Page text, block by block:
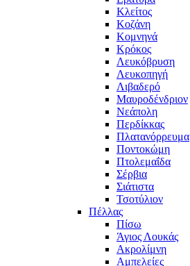
Κλείτος
Κοζάνη
Κομνηνά
Κρόκος
Λευκόβρυση
Λευκοπηγή
Λιβαδερό
Μαυροδένδριον
Νεάπολη
Περδίκκας
Πλατανόρρευμα
Ποντοκώμη
Πτολεμαΐδα
Σέρβια
Σιάτιστα
Τσοτύλιον
Πέλλας
Πίσω
Άγιος Λουκάς
Ακρολίμνη
Αμπελείες